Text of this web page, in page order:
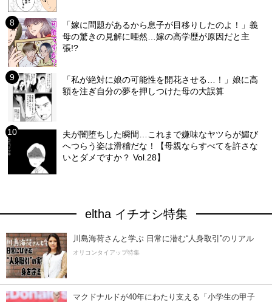
「嫁に問題があるから息子が目移りしたのよ！」義
母の驚きの見解に唖然…嫁の高学歴が原因だと主
張!?
「私が絶対に娘の可能性を開花させる…！」娘に高
額を注ぎ自分の夢を押しつけた母の大誤算
夫が闇堕ちした瞬間…これまで嫌味なヤツらが媚び
へつらう姿は滑稽だな！【母親ならすべてを許さな
いとダメですか？ Vol.28】
eltha イチオシ特集
川島海荷さんと学ぶ 日常に潜む“人身取引”のリアル
オリコンタイアップ特集
マクドナルドが40年にわたり支える「小学生の甲子